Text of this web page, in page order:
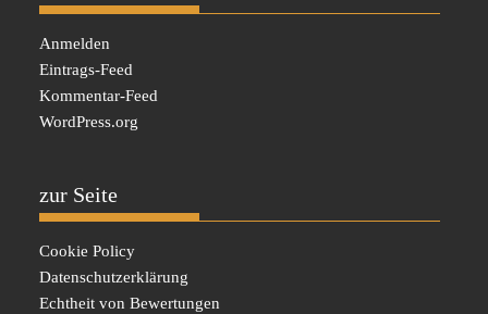
Anmelden
Eintrags-Feed
Kommentar-Feed
WordPress.org
zur Seite
Cookie Policy
Datenschutzerklärung
Echtheit von Bewertungen